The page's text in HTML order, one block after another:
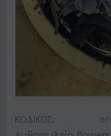
ΚΩΔΙΚΟΣ: